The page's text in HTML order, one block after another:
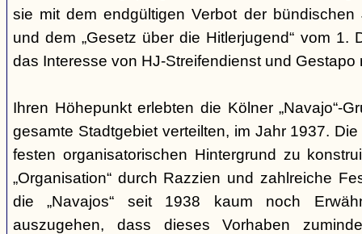
sie mit dem endgültigen Verbot der
und dem „Gesetz über die Hitlerjugend“ vom 1.
das Interesse von HJ-Streifendienst und Gestapo
Ihren Höhepunkt erlebten die Kölner „Navajo“-
gesamte Stadtgebiet verteilten, im Jahr 1937.
festen organisatorischen Hintergrund zu
„Organisation“ durch Razzien und zahlreiche
die „Navajos“ seit 1938 kaum noch
auszugehen, dass dieses Vorhaben